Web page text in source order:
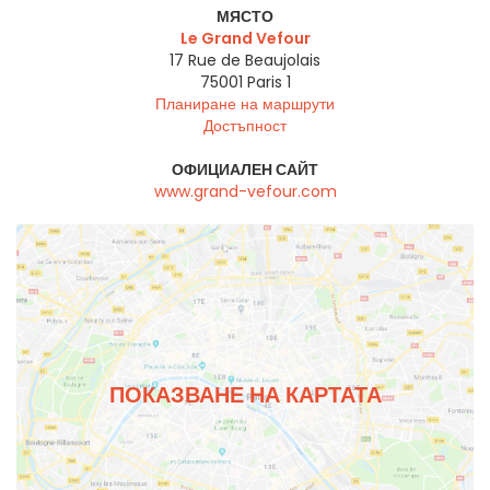
МЯСТО
Le Grand Vefour
17 Rue de Beaujolais
75001 Paris 1
Планиране на маршрути
Достъпност
ОФИЦИАЛЕН САЙТ
www.grand-vefour.com
ПОКАЗВАНЕ НА КАРТАТА